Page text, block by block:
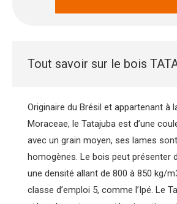
Tout savoir sur le bois
Originaire du Brésil et appartenant à
Moraceae, le Tatajuba est d’une
avec un grain moyen, ses lames
homogènes. Le bois peut présenter
une densité allant de 800 à 850 kg/
classe d’emploi 5, comme l’Ipé. Le